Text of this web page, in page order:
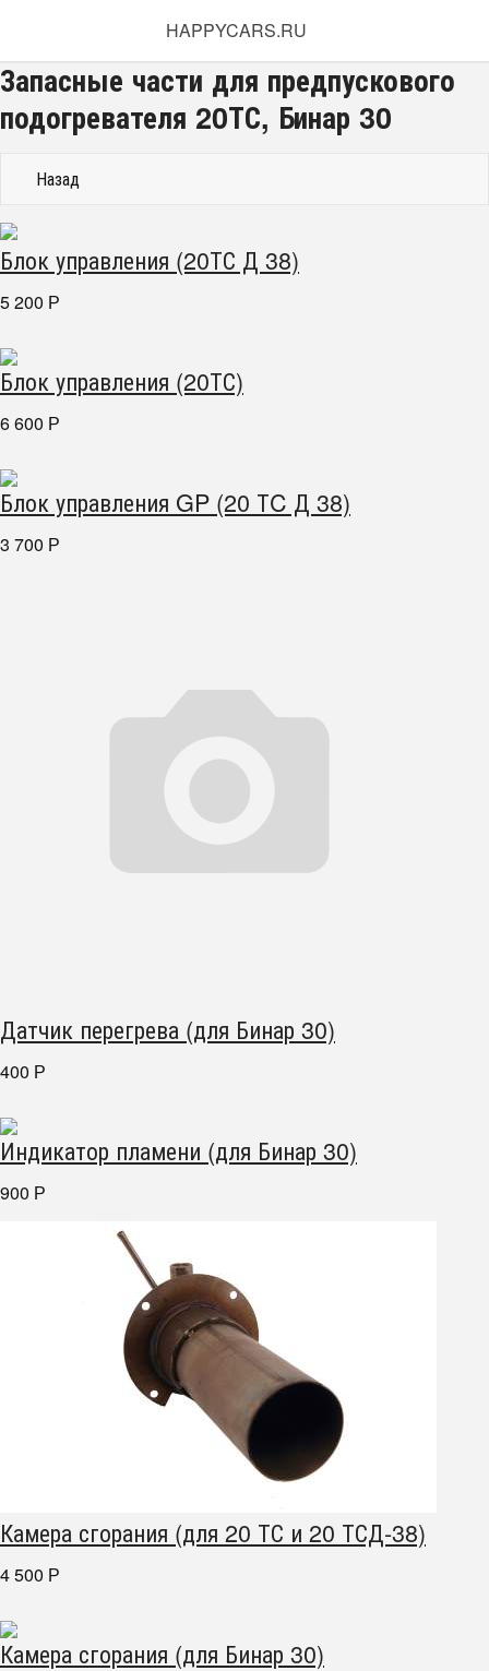
HAPPYCARS.RU
Запасные части для предпускового
подогревателя 20ТС, Бинар 30
Назад
Блок управления (20ТС Д 38)
5 200 Р
Блок управления (20ТС)
6 600 Р
Блок управления GP (20 ТC Д 38)
3 700 Р
Датчик перегрева (для Бинар 30)
400 Р
Индикатор пламени (для Бинар 30)
900 Р
Камера сгорания (для 20 ТС и 20 ТСД-38)
4 500 Р
Камера сгорания (для Бинар 30)